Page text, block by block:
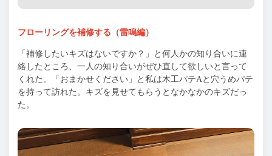
フローリングを補修する（雷鳴編）
「補修したいキズはないですか？」と何人かの知り合いに連
絡したところ、一人の知り合いがぜひ直して欲しいと言って
くれた。「おまかせください」と私は木工パテAと穴うめパテ
を持って訪れた。キズを見せてもらうとなかなかのキズだっ
た。